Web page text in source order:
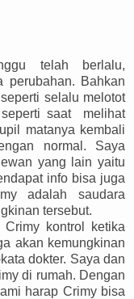
telah berlalu,
perubahan. Bahkan
selalu melotot
saat melihat
matanya kembali
normal. Saya
yang lain yaitu
info bisa juga
adalah saudara
tersebut.
Crimy kontrol ketika
akan kemungkinan
dokter. Saya dan
di rumah. Dengan
harap Crimy bisa